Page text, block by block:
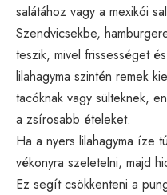
salátához vagy a mexikói
Szendvicsekbe,
teszik, mivel frissességet
lilahagyma szintén remek
tacóknak vagy sülteknek,
a zsírosabb ételeket.
Ha a nyers lilahagyma íze
vékonyra szeletelni, majd
Ez segít csökkenteni a